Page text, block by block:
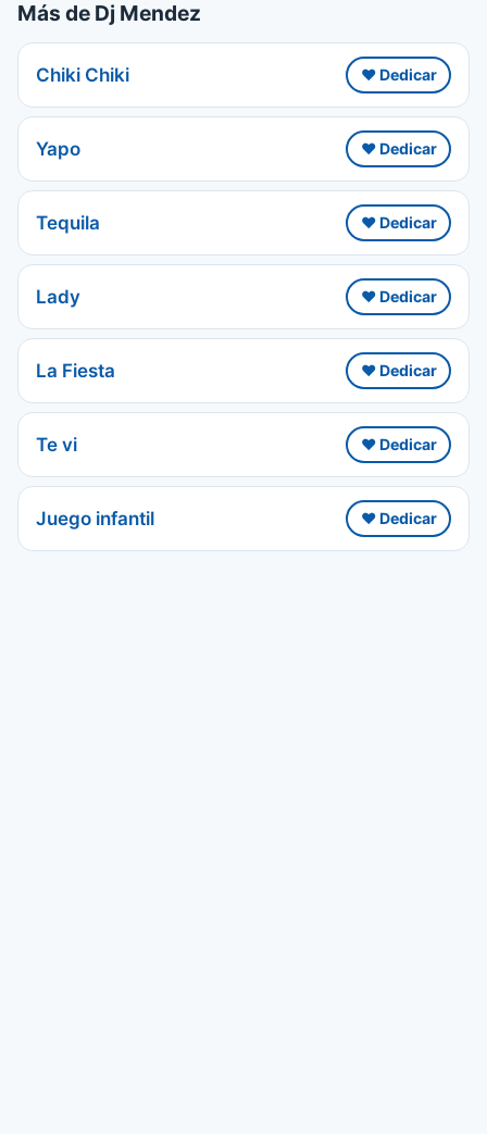
Más de Dj Mendez
Chiki Chiki ❤️ Dedicar
Yapo ❤️ Dedicar
Tequila ❤️ Dedicar
Lady ❤️ Dedicar
La Fiesta ❤️ Dedicar
Te vi ❤️ Dedicar
Juego infantil ❤️ Dedicar